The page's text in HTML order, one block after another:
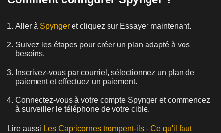
Aller à Spynger et cliquez sur Essayer maintenant.
Suivez les étapes pour créer un plan adapté à vos
besoins.
Inscrivez-vous par courriel, sélectionnez un plan de
paiement et effectuez un paiement.
Connectez-vous à votre compte Spynger et commencez
à surveiller le téléphone de votre cible.
Lire aussi Les Capricornes trompent-ils - Ce qu'il faut